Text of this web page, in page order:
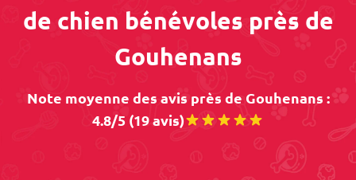
de chien bénévoles près de
Gouhenans
Note moyenne des avis près de Gouhenans :
4.8/5 (19 avis)